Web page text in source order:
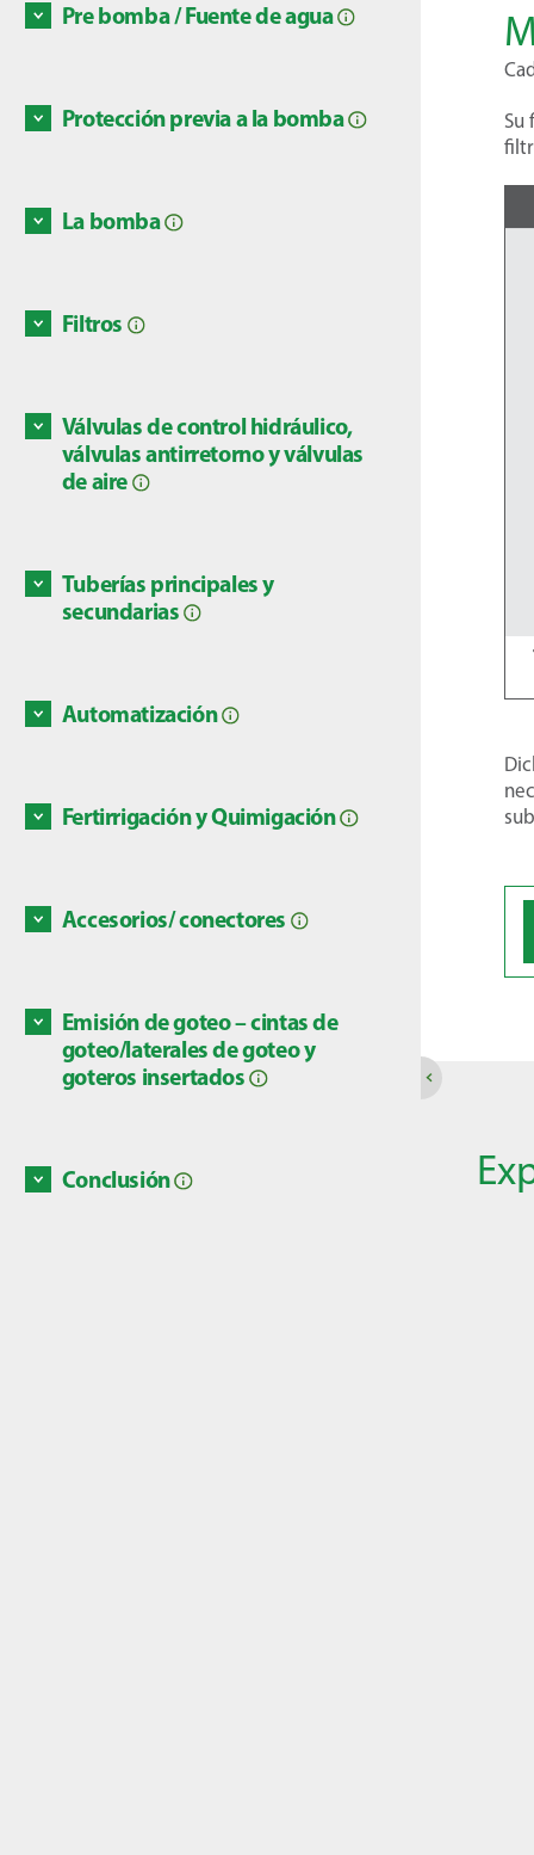
una
Pre bomba / Fuente de agua
En el
agua
m3/h
Protección previa a la bomba
Las
La bomba
Filtros
Válvulas de control hidráulico,
válvulas antirretorno y válvulas
de aire
Tuberías principales y
secundarias
Automatización
la
vez
Fertirrigación y Quimigación
Accesorios/ conectores
Dicen
su
Emisión de goteo – cintas de
goteo/laterales de goteo y
goteros insertados
Conclusión
Su